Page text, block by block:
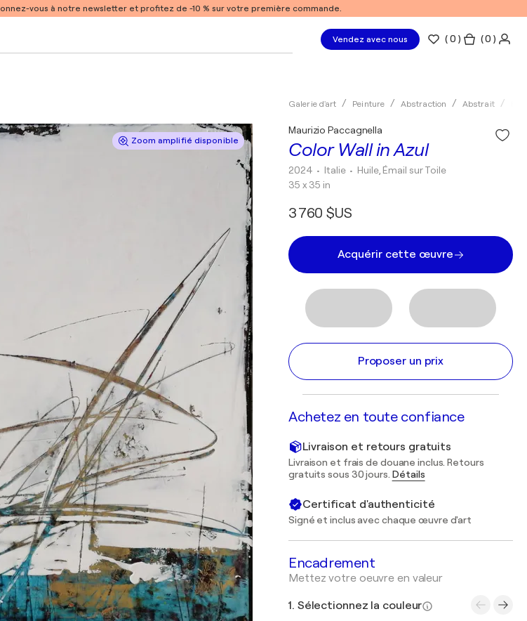
vous à notre newsletter et profitez de -10 % sur votre première commande.
Vendez avec nous (0 ) ( 0 )
Zoom amplifié disponible
Galerie d'art Peinture Abstraction Abstrait
Color Wall in Azul
Maurizio Paccagnella
2024 • Italie • Huile, Émail sur Toile
35 x 35 in
3 760 $US
Acquérir cette œuvre
Proposer un prix
Achetez en toute confiance
Livraison et retours gratuits
Livraison et frais de douane inclus. Retours
gratuits sous 30 jours. Détails
Certificat d'authenticité
Signé et inclus avec chaque œuvre d'art
Encadrement
Mettez votre oeuvre en valeur
1. Sélectionnez la couleur